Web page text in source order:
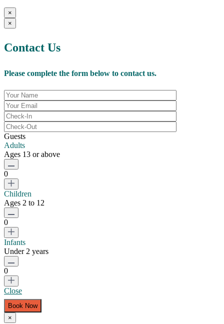
×
×
Guests
Adults
Ages 13 or above
0
Children
Ages 2 to 12
0
Infants
Under 2 years
0
Close
×